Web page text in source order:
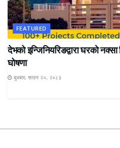
FEATURED
देभको इन्जिनियरिङद्वारा घरको
घोषणा
बुधबार, साउन २०, २०८३